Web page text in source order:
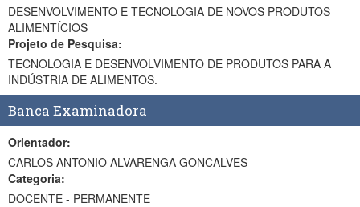
DESENVOLVIMENTO E TECNOLOGIA DE NOVOS PRODUTOS
ALIMENTÍCIOS
Projeto de Pesquisa:
TECNOLOGIA E DESENVOLVIMENTO DE PRODUTOS PARA A
INDÚSTRIA DE ALIMENTOS.
Banca Examinadora
Orientador:
CARLOS ANTONIO ALVARENGA GONCALVES
Categoria:
DOCENTE - PERMANENTE